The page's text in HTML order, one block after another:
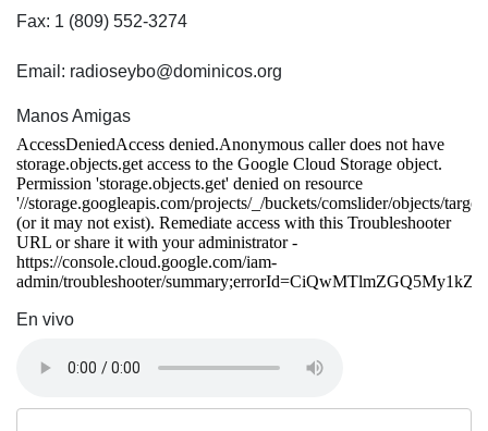
Fax: 1 (809) 552-3274
Email: radioseybo@dominicos.org
Manos Amigas
En vivo